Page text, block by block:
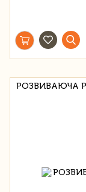
РОЗВИВАЮЧА